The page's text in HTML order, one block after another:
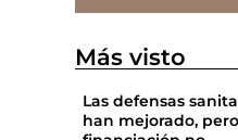
Más visto
Las defensas
han mejorado,